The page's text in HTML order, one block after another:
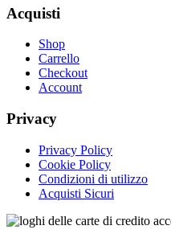
Acquisti
Shop
Carrello
Checkout
Account
Privacy
Privacy Policy
Cookie Policy
Condizioni di utilizzo
Acquisti Sicuri